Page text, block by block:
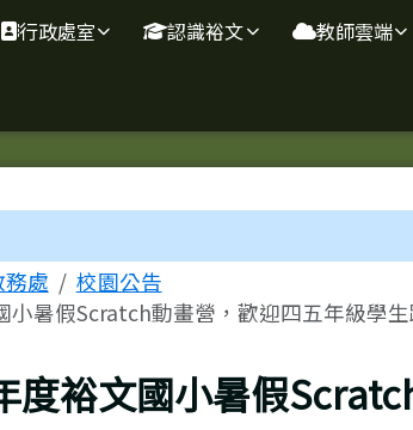
行政處室 認識裕文 教師雲端
務處
校園公告
小暑假Scratch動畫營，歡迎四五年級學
度裕文國小暑假